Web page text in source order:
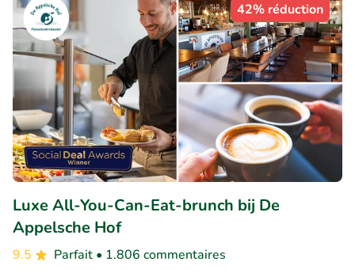
42% réduction
Luxe All-You-Can-Eat-brunch bij De
Appelsche Hof
9.5 Parfait • 1.806 commentaires